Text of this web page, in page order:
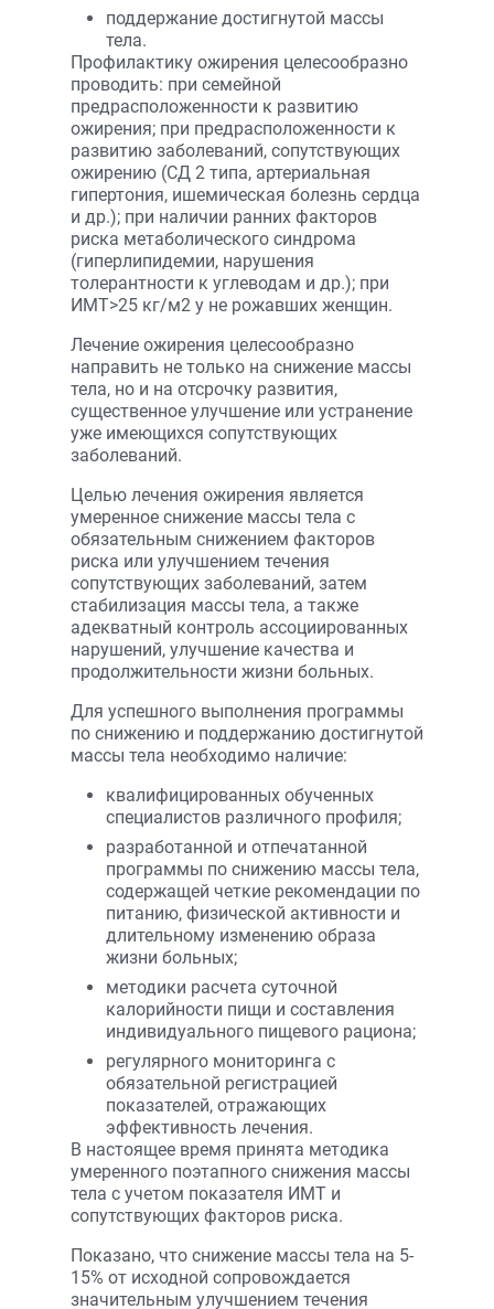
поддержание достигнутой массы
тела.
Профилактику ожирения целесообразно
проводить: при семейной
предрасположенности к развитию
ожирения; при предрасположенности к
развитию заболеваний, сопутствующих
ожирению (СД 2 типа, артериальная
гипертония, ишемическая болезнь сердца
и др.); при наличии ранних факторов
риска метаболического синдрома
(гиперлипидемии, нарушения
толерантности к углеводам и др.); при
ИМТ>25 кг/м2 у не рожавших женщин.
Лечение ожирения целесообразно
направить не только на снижение массы
тела, но и на отсрочку развития,
существенное улучшение или устранение
уже имеющихся сопутствующих
заболеваний.
Целью лечения ожирения является
умеренное снижение массы тела с
обязательным снижением факторов
риска или улучшением течения
сопутствующих заболеваний, затем
стабилизация массы тела, а также
адекватный контроль ассоциированных
нарушений, улучшение качества и
продолжительности жизни больных.
Для успешного выполнения программы
по снижению и поддержанию достигнутой
массы тела необходимо наличие:
квалифицированных обученных
специалистов различного профиля;
разработанной и отпечатанной
программы по снижению массы тела,
содержащей четкие рекомендации по
питанию, физической активности и
длительному изменению образа
жизни больных;
методики расчета суточной
калорийности пищи и составления
индивидуального пищевого рациона;
регулярного мониторинга с
обязательной регистрацией
показателей, отражающих
эффективность лечения.
В настоящее время принята методика
умеренного поэтапного снижения массы
тела с учетом показателя ИМТ и
сопутствующих факторов риска.
Показано, что снижение массы тела на 5-
15% от исходной сопровождается
значительным улучшением течения